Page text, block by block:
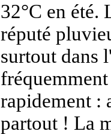
32°C en été.
réputé
surtout dans
rapidement :
partout ! La